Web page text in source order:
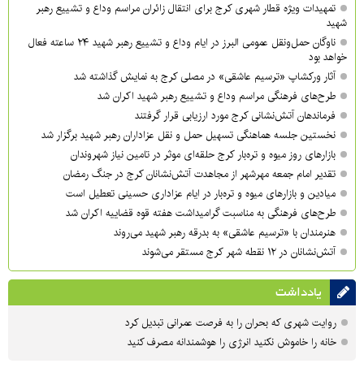
تمهیدات ویژه قطار شهری کرج برای انتقال زائران مراسم وداع و تشییع رهبر
شهید
ناوگان حمل‌ونقل عمومی البرز در ایام وداع و تشییع رهبر شهید ۲۴ ساعته فعال
خواهد بود
آثار ورکشاپ «ترسیم عاشقی» در مصلی کرج به نمایش گذاشته شد
طرح‌های فرهنگی مراسم وداع و تشییع رهبر شهید اکران شد
فرماندهان آتش‌نشانی کرج مورد ارزیابی قرار گرفتند
نخستین جلسه هماهنگی تسهیل حمل و نقل عزاداران رهبر شهید برگزار شد
بازارهای روز میوه و تره‌بار کرج حلقه‌ای موثر در تامین نیاز شهروندان
تقدیر امام جمعه مهرشهر از مجاهدت آتش‌نشانان کرج در جنگ رمضان
میادین و بازارهای میوه و تره‌بار در ایام عزاداری حسینی تعطیل است
طرح‌های فرهنگی به مناسبت گرامیداشت هفته قوه قضاییه اکران شد
هنرمندان با «ترسیم عاشقی» به بدرقه رهبر شهید می‌روند
آتش‌نشانان در ۱۲ نقطه شهر کرج مستقر می‌شوند
یادداشت
روایت شهری که بحران را به فرصت عمرانی تبدیل کرد
خانه را خاموش نکنید انرژی را هوشمندانه مصرف کنید